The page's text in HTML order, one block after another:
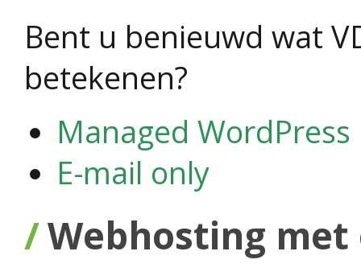
Bent u benieuwd wat
betekenen?
Managed WordPress
E-mail only
Webhosting